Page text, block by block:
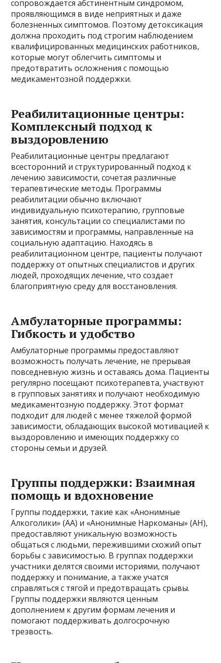
сопровождается абстинентным синдромом,
проявляющимся в виде неприятных и даже
болезненных симптомов. Поэтому детоксикация
должна проходить под строгим наблюдением
квалифицированных медицинских работников,
которые могут облегчить симптомы и
предотвратить осложнения с помощью
медикаментозной поддержки.
Реабилитационные центры:
Комплексный подход к
выздоровлению
Реабилитационные центры предлагают
всесторонний и структурированный подход к
лечению зависимости, сочетая различные
терапевтические методы. Программы
реабилитации обычно включают
индивидуальную психотерапию, групповые
занятия, консультации со специалистами по
зависимостям и программы, направленные на
социальную адаптацию. Находясь в
реабилитационном центре, пациенты получают
поддержку от опытных специалистов и других
людей, проходящих лечение, что создает
благоприятную среду для восстановления.
Амбулаторные программы:
Гибкость и удобство
Амбулаторные программы предоставляют
возможность получать лечение, не прерывая
повседневную жизнь и оставаясь дома. Пациенты
регулярно посещают психотерапевта, участвуют
в групповых занятиях и получают необходимую
медикаментозную поддержку. Этот формат
подходит для людей с менее тяжелой формой
зависимости, обладающих высокой мотивацией к
выздоровлению и имеющих поддержку со
стороны семьи и друзей.
Группы поддержки: Взаимная
помощь и вдохновение
Группы поддержки, такие как «Анонимные
Алкоголики» (АА) и «Анонимные Наркоманы» (АН),
предоставляют уникальную возможность
общаться с людьми, пережившими схожий опыт
борьбы с зависимостью. В группах поддержки
участники делятся своими историями, получают
поддержку и понимание, а также учатся
справляться с тягой и предотвращать срывы.
Группы поддержки являются ценным
дополнением к другим формам лечения и
помогают поддерживать долгосрочную
трезвость.